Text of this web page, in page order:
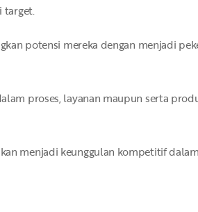
target.
potensi mereka dengan menjadi
proses, layanan maupun serta
menjadi keunggulan kompetitif